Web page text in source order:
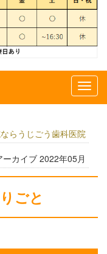
らうじごう歯科医院
ーカイブ 2022年05月
ごと